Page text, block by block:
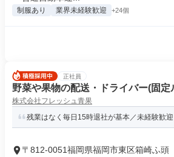
制服あり 業界未経験歓迎 +24個
正社員
野菜や果物の配送・ドライバー(固定
株式会社フレッシュ青果
残業はなく毎日15時退社が基本／未経験歓
〒812-0051福岡県福岡市東区箱崎ふ頭